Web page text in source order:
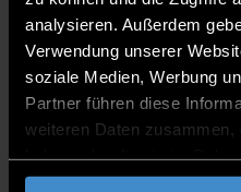
analysieren. Außerdem
Verwendung unserer
soziale Medien, Werbung
Partner führen diese
weiteren Daten zusammen,
gesammelt haben.
Mitarbeiter
D 008
0991/3615-613